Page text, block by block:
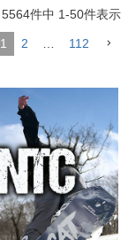
5564件中 1-50件表示
1 2 112